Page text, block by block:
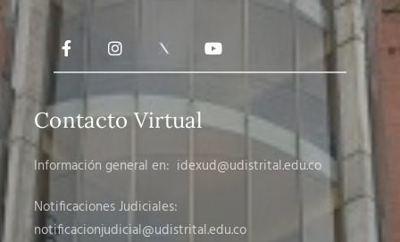
Contacto Virtual
Información general en: idexud@udistrital.edu.co
Notificaciones Judiciales:
notificacionjudicial@udistrital.edu.co